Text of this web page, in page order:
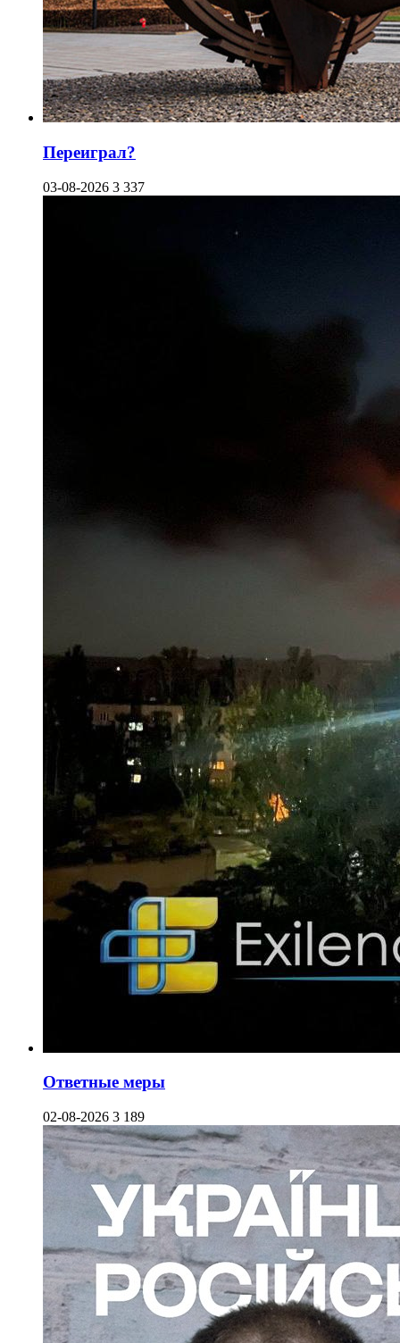
Переиграл?
03-08-2026 3 337
Ответные меры
02-08-2026 3 189